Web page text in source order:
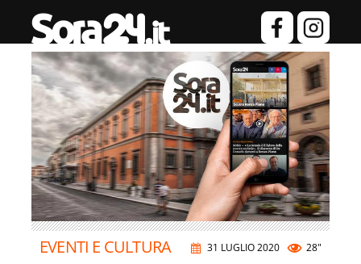
31 LUGLIO 2020 28"
EVENTI E CULTURA